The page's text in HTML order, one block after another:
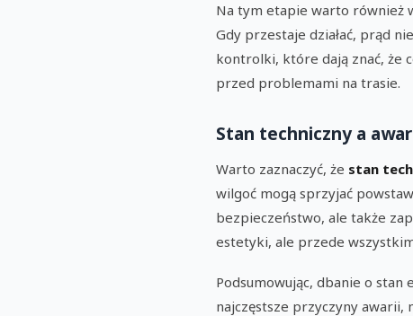
Na tym etapie warto również
Gdy przestaje działać, prąd
kontrolki, które dają znać, że
przed problemami na trasie.
Stan techniczny a
Warto zaznaczyć, że stan
wilgoć mogą sprzyjać
bezpieczeństwo, ale także
estetyki, ale przede
Podsumowując, dbanie o
najczęstsze przyczyny awarii,